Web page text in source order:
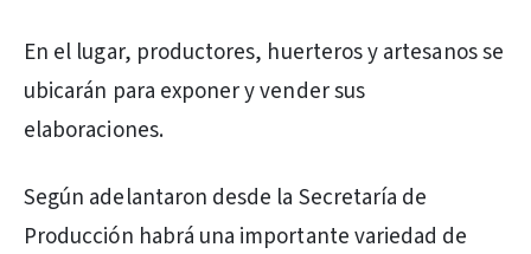
En el lugar, productores, huerteros y artesanos se
ubicarán para exponer y vender sus
elaboraciones.
Según adelantaron desde la Secretaría de
Producción habrá una importante variedad de